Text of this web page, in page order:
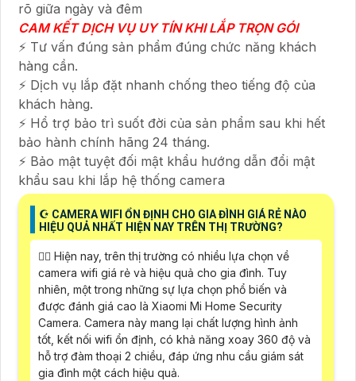
rõ giữa ngày và đêm
CAM KẾT DỊCH VỤ UY TÍN KHI LẮP TRỌN GÓI
⚡ Tư vấn đúng sản phẩm đúng chức năng khách
hàng cần.
⚡ Dịch vụ lắp đặt nhanh chống theo tiếng độ của
khách hàng.
⚡ Hổ trợ bảo trì suốt đời của sản phẩm sau khi hết
bảo hành chính hãng 24 tháng.
⚡ Bảo mật tuyệt đối mật khẩu hướng dẫn đổi mật
khẩu sau khi lắp hệ thống camera
☪ CAMERA WIFI ỔN ĐỊNH CHO GIA ĐÌNH GIÁ RẺ NÀO
HIỆU QUẢ NHẤT HIỆN NAY TRÊN THỊ TRƯỜNG?
❤️‍💋‍ Hiện nay, trên thị trường có nhiều lựa chọn về
camera wifi giá rẻ và hiệu quả cho gia đình. Tuy
nhiên, một trong những sự lựa chọn phổ biến và
được đánh giá cao là Xiaomi Mi Home Security
Camera. Camera này mang lại chất lượng hình ảnh
tốt, kết nối wifi ổn định, có khả năng xoay 360 độ và
hỗ trợ đàm thoại 2 chiều, đáp ứng nhu cầu giám sát
gia đình một cách hiệu quả.